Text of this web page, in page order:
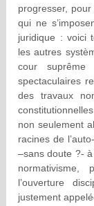
progresser,
qui ne
juridique : voici
les autres
cour
spectaculaires
des travaux
non seulement
racines de
–sans doute ?-
l’ouverture
justement